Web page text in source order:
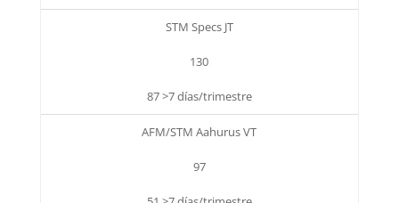
STM Specs JT
130
87 >7 días/trimestre
AFM/STM Aahurus VT
97